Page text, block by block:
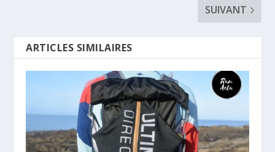
SUIVANT
ARTICLES SIMILAIRES